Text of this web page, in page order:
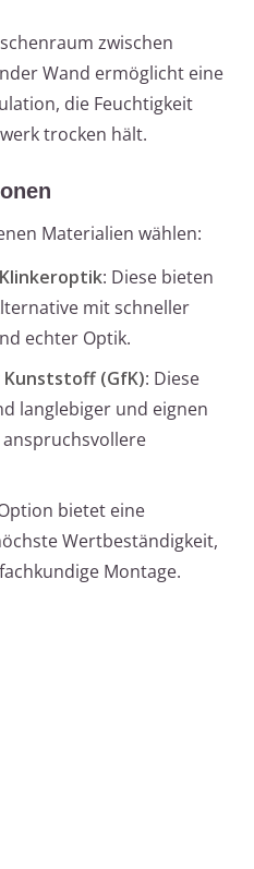
zwischen
Wand ermöglicht eine
die Feuchtigkeit
trocken hält.
Materialien wählen:
: Diese bieten
mit schneller
echter Optik.
(GfK): Diese
langlebiger und eignen
bietet eine
Wertbeständigkeit,
Montage.